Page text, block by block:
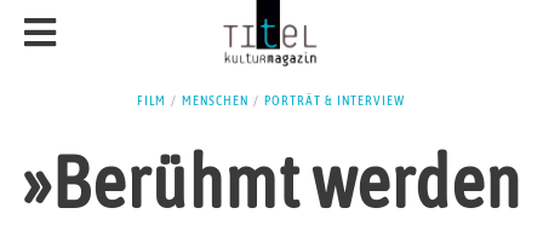
FILM / MENSCHEN / PORTRÄT & INTERVIEW
»Berühmt werden